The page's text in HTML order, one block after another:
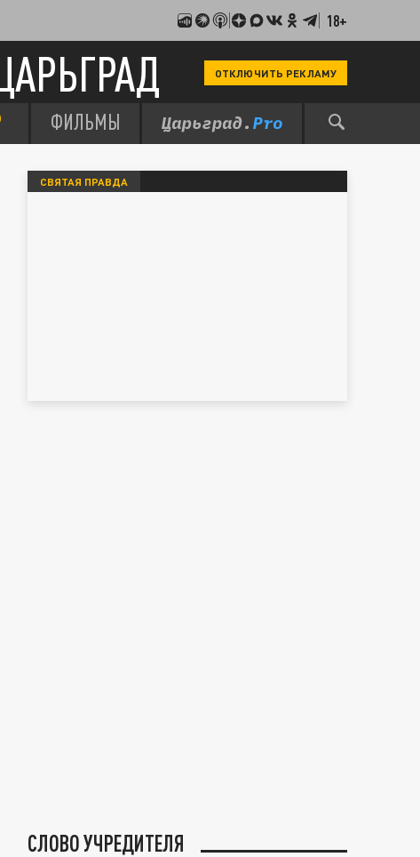
18+
ОТКЛЮЧИТЬ РЕКЛАМУ
ФИЛЬМЫ
СВЯТАЯ ПРАВДА
СЛОВО УЧРЕДИТЕЛЯ